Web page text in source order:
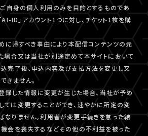
自身の個人利用のみを目的とするものであ
A!-ID」アカウント1つに対し、チケット1枚を購
に帰すべき事由により本配信コンテンツの元
場合又は当社が別途定めて本サイトにおいて
完了後、申込内容及び支払方法を変更し又
きません。
録した情報に変更が生じた場合、当社が予め
は変更することができ、速やかに所定の変
なりません。利用者が変更手続きを怠った結
会を喪失するなどその他の不利益を被った